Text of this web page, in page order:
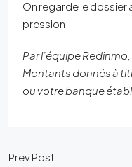
On regarde le dossier
pression.
Par l’équipe
Montants donnés à
ou votre banque
Prev Post